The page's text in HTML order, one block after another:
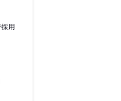
用